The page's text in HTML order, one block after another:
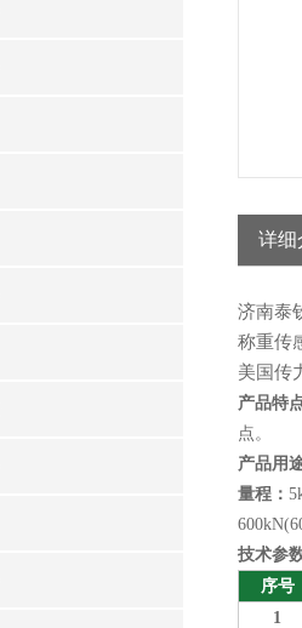
详细
济南泰
称重传
美国传
产品特
点。
产品用
量程：
技术参
序号
1